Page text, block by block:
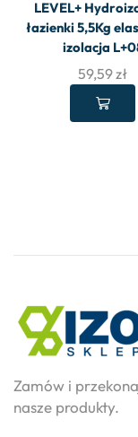
LEVEL+
łazienki 5,5Kg
izolacja
59,59zł
Zamów i
nasze produkty.